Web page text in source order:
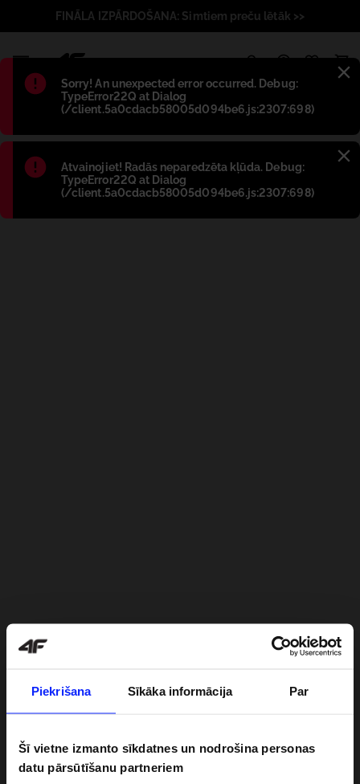
Piekrišana Sīkāka informācija Par
Šī vietne izmanto sīkdatnes un nodrošina personas
datu pārsūtīšanu partneriem
Błąd:
Sorry! An unexpected error occurred. Debug:
TypeError22Q at Dialog
(/client.5a0cdacb58005d094be6.js:2307:698)
Błąd:
Atvainojiet! Radās neparedzēta kļūda. Debug:
TypeError22Q at Dialog
(/client.5a0cdacb58005d094be6.js:2307:698)
FINĀLA IZPĀRDOŠANA: Simtiem preču lētāk >>